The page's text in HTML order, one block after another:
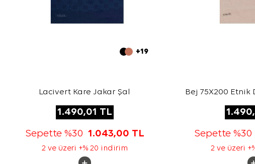
+19
Lacivert Kare Jakar Şal
1.490,01 TL
Sepette %30 1.043,00 TL
2 ve üzeri +% 20 indirim
Bej 75X200 Etnik
Sepette %30
2 ve üzeri